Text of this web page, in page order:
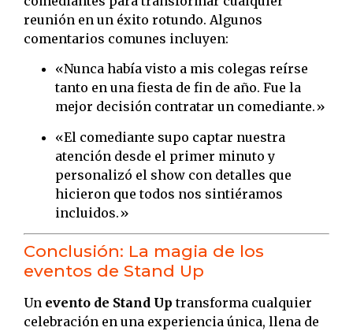
reunión en un éxito rotundo. Algunos
comentarios comunes incluyen:
«Nunca había visto a mis colegas reírse
tanto en una fiesta de fin de año. Fue la
mejor decisión contratar un comediante.»
«El comediante supo captar nuestra
atención desde el primer minuto y
personalizó el show con detalles que
hicieron que todos nos sintiéramos
incluidos.»
Conclusión: La magia de los
eventos de Stand Up
Un evento de Stand Up transforma cualquier
celebración en una experiencia única, llena de